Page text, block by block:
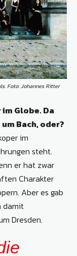
Foto: Johannes Ritter
Globe. Da
Bach, oder?
im
steht.
er hat zwar
Charakter
Aber es gab
damit
Dresden.